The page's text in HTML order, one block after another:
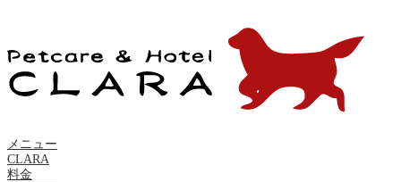
メニュー
CLARA
料金